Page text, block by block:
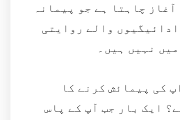
آغاز چاہتا ہے جو پیمانہ
والے روایتی
نہیں ہیں۔
کی پیمائش کرنے کا
ایک بار جب آپ کے پاس